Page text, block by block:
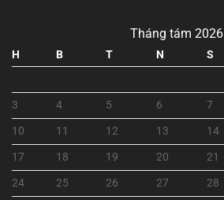
Tháng tám 2026
H B T N S
3
4 5 6 7
10
11 12 13 14
17
18 19 20 21
24
25 26 27 28